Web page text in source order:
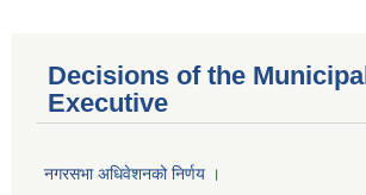
Decisions of the Municipal
Executive
नगरसभा अधिवेशनको निर्णय ।